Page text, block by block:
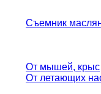
Съемник
От мышей, крыс
От летающих